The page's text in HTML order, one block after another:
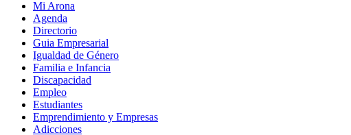
Mi Arona
Agenda
Directorio
Guia Empresarial
Igualdad de Género
Familia e Infancia
Discapacidad
Empleo
Estudiantes
Emprendimiento y Empresas
Adicciones